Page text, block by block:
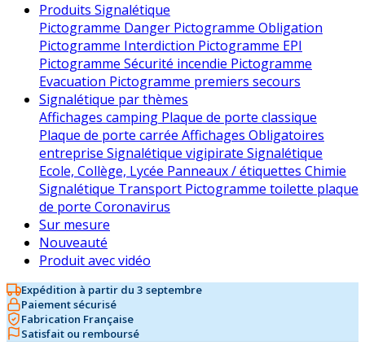
Produits Signalétique
Pictogramme Danger Pictogramme Obligation
Pictogramme Interdiction Pictogramme EPI
Pictogramme Sécurité incendie Pictogramme
Evacuation Pictogramme premiers secours
Signalétique par thèmes
Affichages camping Plaque de porte classique
Plaque de porte carrée Affichages Obligatoires
entreprise Signalétique vigipirate Signalétique
Ecole, Collège, Lycée Panneaux / étiquettes Chimie
Signalétique Transport Pictogramme toilette plaque
de porte Coronavirus
Sur mesure
Nouveauté
Produit avec vidéo
Expédition à partir du 3 septembre
Paiement sécurisé
Fabrication Française
Satisfait ou remboursé